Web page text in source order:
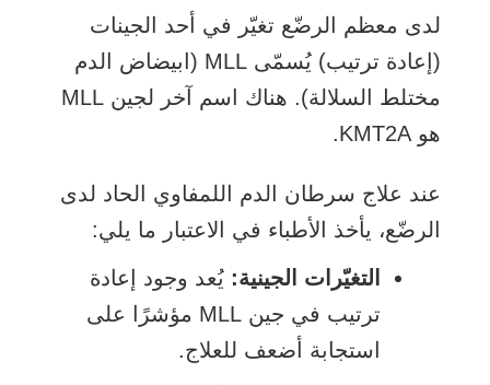
لدى معظم الرضّع تغيّر في أحد الجينات
(إعادة ترتيب) يُسمّى MLL (ابيضاض الدم
مختلط السلالة). هناك اسم آخر لجين MLL
هو KMT2A.
عند علاج سرطان الدم اللمفاوي الحاد لدى
الرضّع، يأخذ الأطباء في الاعتبار ما يلي:
التغيّرات الجينية: يُعد وجود إعادة
ترتيب في جين MLL مؤشرًا على
استجابة أضعف للعلاج.